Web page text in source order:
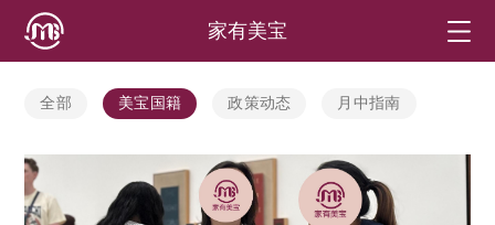
家有美宝
全部 美宝国籍 政策动态 月中指南